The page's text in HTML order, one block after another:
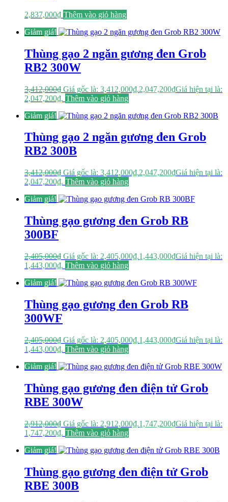
2,837,000₫ Thêm vào giỏ hàng
Giảm giá!
Thùng gạo 2 ngăn gương đen Grob
RB2 300W
3,412,000₫ Giá gốc là: 3,412,000₫.2,047,200₫Giá hiện tại là:
2,047,200₫. Thêm vào giỏ hàng
Giảm giá!
Thùng gạo 2 ngăn gương đen Grob
RB2 300B
3,412,000₫ Giá gốc là: 3,412,000₫.2,047,200₫Giá hiện tại là:
2,047,200₫. Thêm vào giỏ hàng
Giảm giá!
Thùng gạo gương đen Grob RB
300BF
2,405,000₫ Giá gốc là: 2,405,000₫.1,443,000₫Giá hiện tại là:
1,443,000₫. Thêm vào giỏ hàng
Giảm giá!
Thùng gạo gương đen Grob RB
300WF
2,405,000₫ Giá gốc là: 2,405,000₫.1,443,000₫Giá hiện tại là:
1,443,000₫. Thêm vào giỏ hàng
Giảm giá!
Thùng gạo gương đen điện tử Grob
RBE 300W
2,912,000₫ Giá gốc là: 2,912,000₫.1,747,200₫Giá hiện tại là:
1,747,200₫. Thêm vào giỏ hàng
Giảm giá!
Thùng gạo gương đen điện tử Grob
RBE 300B